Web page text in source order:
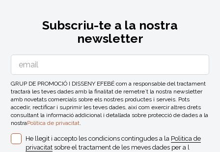
Subscriu-te a la nostra
newsletter
GRUP DE PROMOCIÓ I DISSENY EFEBÉ com a responsable del tractament
tractarà les teves dades amb la finalitat de remetre´t la nostra newsletter
amb novetats comercials sobre els nostres productes i serveis. Pots
accedir, rectificar i suprimir les teves dades, així com exercir altres drets
consultant la informació addicional i detallada sobre protecció de dades a la
nostraPolitica de privacitat.
He llegit i accepto les condicions contingudes a la Politica de
privacitat sobre el tractament de les meves dades per a l